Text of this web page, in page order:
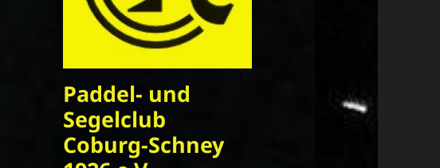
Paddel- und
Segelclub
Coburg-Schney